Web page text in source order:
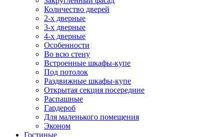
Количество дверей
2-х дверные
3-х дверные
4-х дверные
Особенности
Во всю стену
Встроенные шкафы-купе
Под потолок
Раздвижные шкафы-купе
Открытая секция посередине
Распашные
Гардероб
Для маленького помещения
Эконом
Гостиные